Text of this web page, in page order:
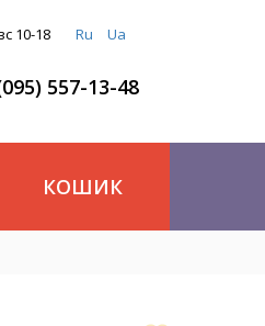
10-18 Ru Ua
557-13-48
КОШИК